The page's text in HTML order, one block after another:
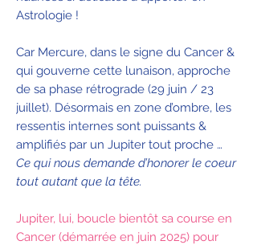
Astrologie !
Car Mercure, dans le signe du Cancer &
qui gouverne cette lunaison, approche
de sa phase rétrograde (29 juin / 23
juillet). Désormais en zone d’ombre, les
ressentis internes sont puissants &
amplifiés par un Jupiter tout proche …
Ce qui nous demande d’honorer le coeur
tout autant que la tête.
Jupiter, lui, boucle bientôt sa course en
Cancer (démarrée en juin 2025) pour